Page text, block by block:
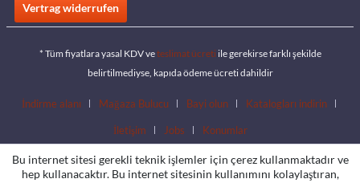
Vertrag widerrufen
* Tüm fiyatlara yasal KDV veteslimat ücreti ile gerekirse farklı şekilde
belirtilmediyse, kapıda ödeme ücreti dahildir
İndirme alanı Mağaza Bulucu Bayi olun Katalogları indirin
İletişim Jobs Konumlar
Bu internet sitesi gerekli teknik işlemler için çerez kullanmaktadır ve
hep kullanacaktır. Bu internet sitesinin kullanımını kolaylaştıran,